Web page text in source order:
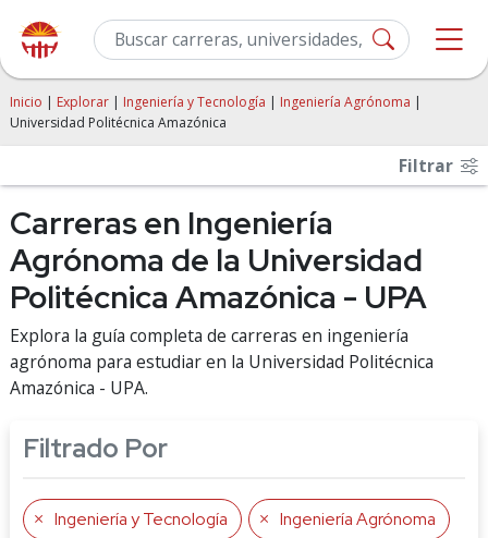
Inicio | Explorar | Ingeniería y Tecnología | Ingeniería Agrónoma |
Universidad Politécnica Amazónica
Filtrar
Carreras en Ingeniería
Agrónoma de la Universidad
Politécnica Amazónica - UPA
Explora la guía completa de carreras en ingeniería
agrónoma para estudiar en la Universidad Politécnica
Amazónica - UPA.
Filtrado Por
Ingeniería y Tecnología Ingeniería Agrónoma